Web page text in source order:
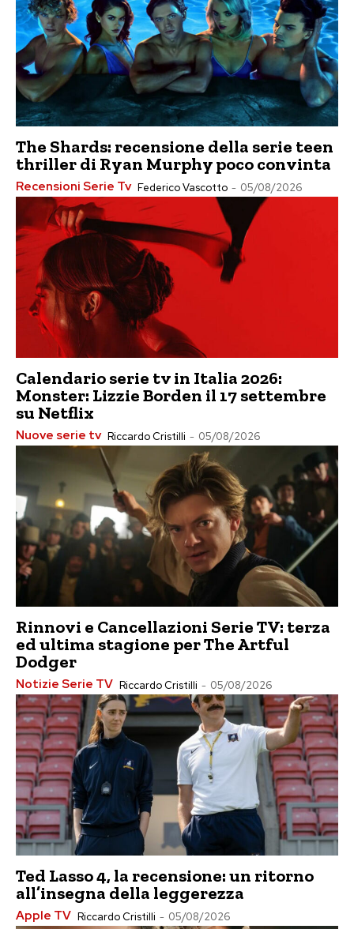
The Shards: recensione della serie teen
thriller di Ryan Murphy poco convinta
Recensioni Serie Tv Federico Vascotto - 05/08/2026
Calendario serie tv in Italia 2026:
Monster: Lizzie Borden il 17 settembre
su Netflix
Nuove serie tv Riccardo Cristilli - 05/08/2026
Rinnovi e Cancellazioni Serie TV: terza
ed ultima stagione per The Artful
Dodger
Notizie Serie TV Riccardo Cristilli - 05/08/2026
Ted Lasso 4, la recensione: un ritorno
all’insegna della leggerezza
Apple TV Riccardo Cristilli - 05/08/2026